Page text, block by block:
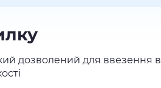
дозволений для ввезення в